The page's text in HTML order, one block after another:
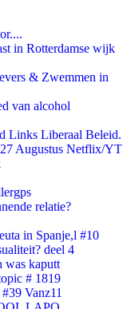
in Rotterdamse wijk
& Zwemmen in
van alcohol
Links Liberaal Beleid.
Augustus Netflix/YT
relatie?
in Spanje,l #10
deel 4
was kaputt
# 1819
Vanz11